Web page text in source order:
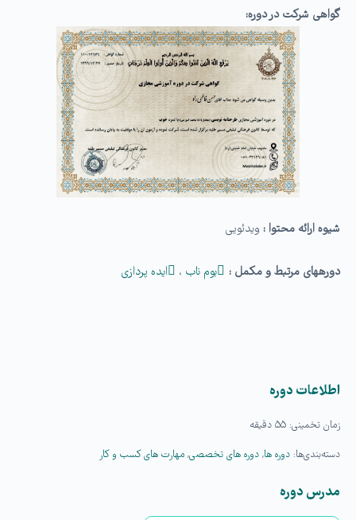
گواهی شرکت در دوره:
شیوه ارائه محتوا : ویدئویی
دوره­های مرتبط و مکمل : بوم ناب ، ایده­ پردازی
اطلاعات دوره
زمان تخمینی: ۵۵ دقیقه
دسته‌بندی‌ها: دوره ها, دوره های تخصصی, مهارت های کسب و کار
مدرس دوره